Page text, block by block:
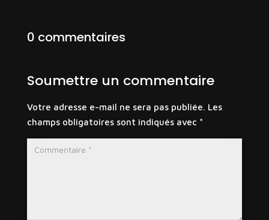
0 commentaires
Soumettre un commentaire
Votre adresse e-mail ne sera pas publiée. Les
champs obligatoires sont indiqués avec *